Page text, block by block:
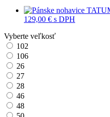
129,00 € s DPH
Vyberte veľkosť
102
106
26
27
28
46
48